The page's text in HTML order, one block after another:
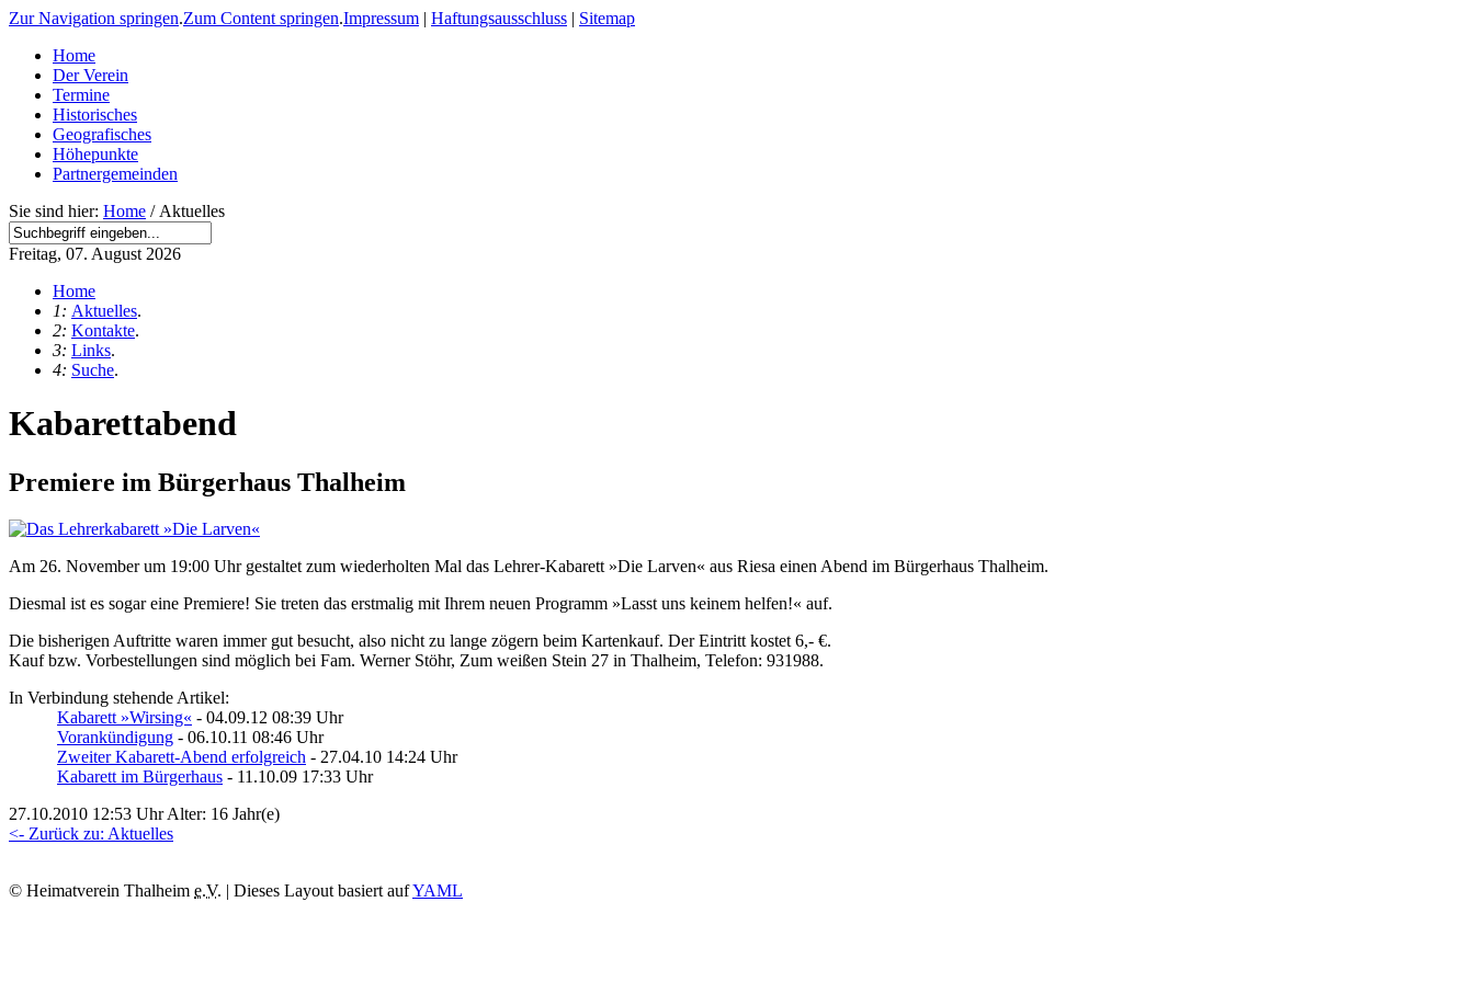
Zur Navigation springen.Zum Content springen.Impressum | Haftungsausschluss | Sitemap
Home
Der Verein
Termine
Historisches
Geografisches
Höhepunkte
Partnergemeinden
Sie sind hier: Home / Aktuelles
Freitag, 07. August 2026
Home
1: Aktuelles.
2: Kontakte.
3: Links.
4: Suche.
Kabarettabend
Premiere im Bürgerhaus Thalheim
Am 26. November um 19:00 Uhr gestaltet zum wiederholten Mal das Lehrer-Kabarett »Die Larven« aus Riesa einen Abend im Bürgerhaus Thalheim.
Diesmal ist es sogar eine Premiere! Sie treten das erstmalig mit Ihrem neuen Programm »Lasst uns keinem helfen!« auf.
Die bisherigen Auftritte waren immer gut besucht, also nicht zu lange zögern beim Kartenkauf. Der Eintritt kostet 6,- €.
Kauf bzw. Vorbestellungen sind möglich bei Fam. Werner Stöhr, Zum weißen Stein 27 in Thalheim, Telefon: 931988.
In Verbindung stehende Artikel:
Kabarett »Wirsing« - 04.09.12 08:39 Uhr
Vorankündigung - 06.10.11 08:46 Uhr
Zweiter Kabarett-Abend erfolgreich - 27.04.10 14:24 Uhr
Kabarett im Bürgerhaus - 11.10.09 17:33 Uhr
27.10.2010 12:53 Uhr Alter: 16 Jahr(e)
<- Zurück zu: Aktuelles
© Heimatverein Thalheim e.V. | Dieses Layout basiert aufYAML